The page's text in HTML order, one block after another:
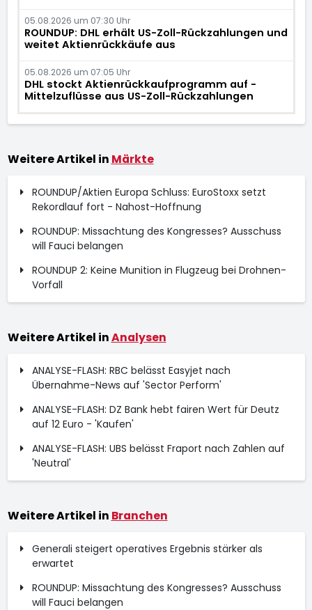
05.08.2026 um 07:30 Uhr
ROUNDUP: DHL erhält US-Zoll-Rückzahlungen und
weitet Aktienrückkäufe aus
05.08.2026 um 07:05 Uhr
DHL stockt Aktienrückkaufprogramm auf -
Mittelzuflüsse aus US-Zoll-Rückzahlungen
Weitere Artikel in Märkte
ROUNDUP/Aktien Europa Schluss: EuroStoxx setzt
Rekordlauf fort - Nahost-Hoffnung
ROUNDUP: Missachtung des Kongresses? Ausschuss
will Fauci belangen
ROUNDUP 2: Keine Munition in Flugzeug bei Drohnen-
Vorfall
Weitere Artikel inAnalysen
ANALYSE-FLASH: RBC belässt Easyjet nach
Übernahme-News auf 'Sector Perform'
ANALYSE-FLASH: DZ Bank hebt fairen Wert für Deutz
auf 12 Euro - 'Kaufen'
ANALYSE-FLASH: UBS belässt Fraport nach Zahlen auf
'Neutral'
Weitere Artikel in Branchen
Generali steigert operatives Ergebnis stärker als
erwartet
ROUNDUP: Missachtung des Kongresses? Ausschuss
will Fauci belangen